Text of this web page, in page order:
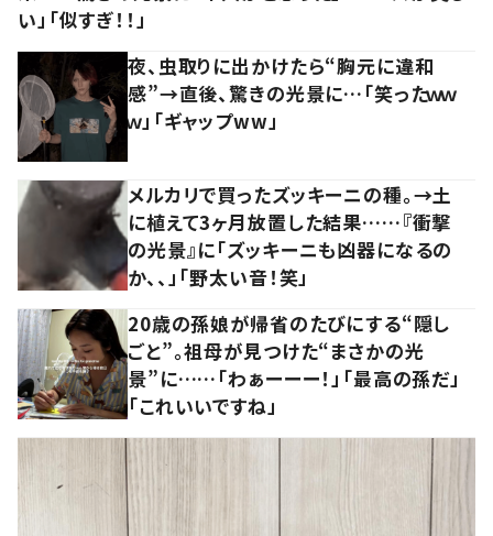
い」「似すぎ！！」
夜、虫取りに出かけたら“胸元に違和
感”→直後、驚きの光景に…「笑ったｗｗ
ｗ」「ギャップww」
メルカリで買ったズッキーニの種。→土
に植えて3ヶ月放置した結果……『衝撃
の光景』に「ズッキーニも凶器になるの
か、、」「野太い音！笑」
20歳の孫娘が帰省のたびにする“隠し
ごと”。祖母が見つけた“まさかの光
景”に……「わぁーーー！」「最高の孫だ」
「これいいですね」